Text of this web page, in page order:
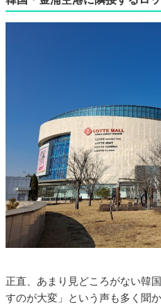
正直、あまり見どころがない韓
すのが大変」という声も多く聞か